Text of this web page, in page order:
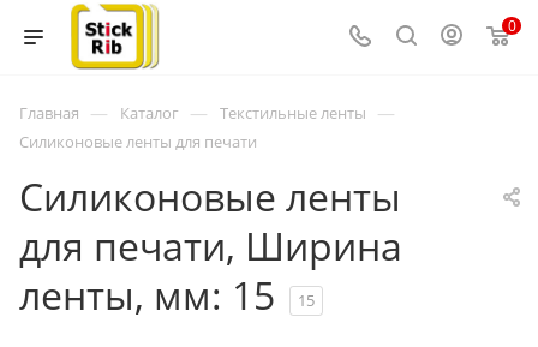
0
Главная — Каталог — Текстильные ленты —
Силиконовые ленты для печати
Силиконовые ленты
для печати, Ширина
ленты, мм: 15
15